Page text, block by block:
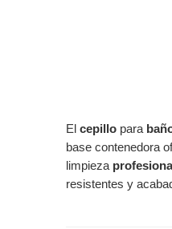
El cepillo para
base contenedora
limpieza
resistentes y